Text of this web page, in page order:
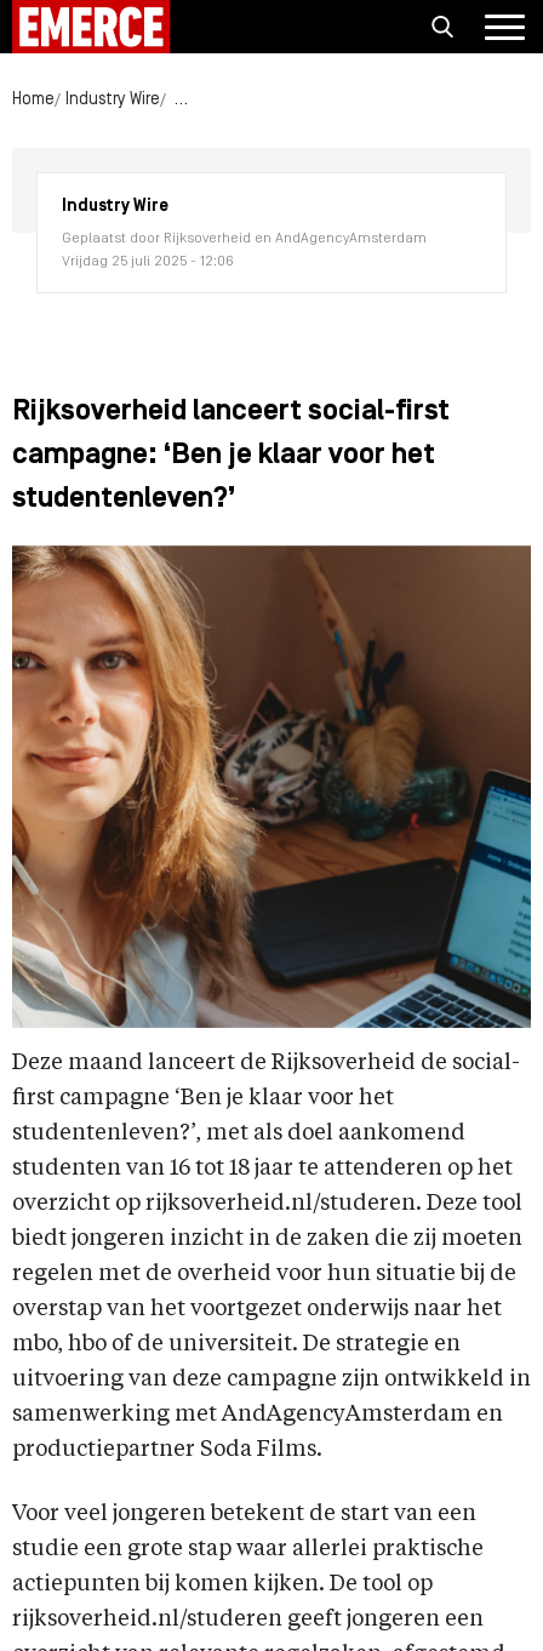
Home Industry Wire Rijksoverheid lanceert social-first campagne:
Industry Wire
Geplaatst door Rijksoverheid en AndAgencyAmsterdam
Vrijdag 25 juli 2025 - 12:06
Rijksoverheid lanceert social-first
campagne: ‘Ben je klaar voor het
studentenleven?’
Deze maand lanceert de Rijksoverheid de social-
first campagne ‘Ben je klaar voor het
studentenleven?’, met als doel aankomend
studenten van 16 tot 18 jaar te attenderen op het
overzicht op rijksoverheid.nl/studeren. Deze tool
biedt jongeren inzicht in de zaken die zij moeten
regelen met de overheid voor hun situatie bij de
overstap van het voortgezet onderwijs naar het
mbo, hbo of de universiteit. De strategie en
uitvoering van deze campagne zijn ontwikkeld in
samenwerking met AndAgencyAmsterdam en
productiepartner Soda Films.
Voor veel jongeren betekent de start van een
studie een grote stap waar allerlei praktische
actiepunten bij komen kijken. De tool op
rijksoverheid.nl/studeren geeft jongeren een